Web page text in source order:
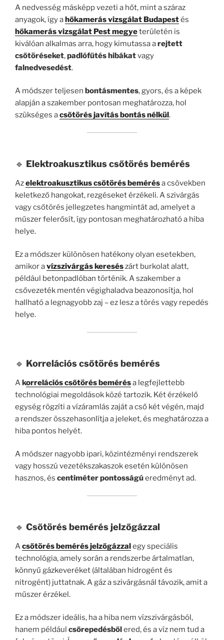
A nedvesség másképp vezeti a hőt, mint a száraz
anyagok, így ahőkamerás vizsgálat Budapestés
hőkamerás vizsgálat Pest megyeterületén is
kiválóan alkalmas arra, hogy kimutassa arejtett
csőtöréseket,padlófűtés hibákatvagy
falnedvesedést.
A módszer teljesen bontásmentes, gyors, és a képek
alapján a szakember pontosan meghatározza, hol
szükséges acsőtörés javítás bontás nélkül .
🔹 Elektroakusztikus csőtörés bemérés
Azelektroakusztikus csőtörés bemérésa csövekben
keletkező hangokat, rezgéseket érzékeli. A szivárgás
vagy csőtörés jellegzetes hangmintát ad, amelyet a
műszer felerősít, így pontosan meghatározható a hiba
helye.
Ez a módszer különösen hatékony olyan esetekben,
amikor avízszivárgás keresészárt burkolat alatt,
például betonpadlóban történik. A szakember a
csővezeték mentén végighaladva beazonosítja, hol
hallható a legnagyobb zaj – ez lesz a törés vagy repedés
helye.
🔹 Korrelációs csőtörés bemérés
Akorrelációs csőtörés bemérésa legfejlettebb
technológiai megoldások közé tartozik. Két érzékelő
egység rögzíti a vízáramlás zaját a cső két végén, majd
a rendszer összehasonlítja a jeleket, és meghatározza a
hiba pontos helyét.
A módszer nagyobb ipari, közintézményi rendszerek
vagy hosszú vezetékszakaszok esetén különösen
hasznos, és centiméter pontosságúeredményt ad.
🔹 Csőtörés bemérés jelzőgázzal
Acsőtörés bemérés jelzőgázzalegy speciális
technológia, amely során a rendszerbe ártalmatlan,
könnyű gázkeveréket (általában hidrogént és
nitrogént) juttatnak. A gáz a szivárgásnál távozik, amit a
műszer érzékel.
Ez a módszer ideális, ha a hiba nem vízszivárgásból,
hanem például csőrepedésből ered, és a víz nem tud a